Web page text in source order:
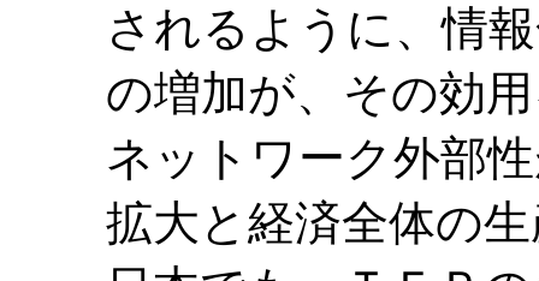
されるように、情
の増加が、その効
ネットワーク外部
拡大と経済全体の